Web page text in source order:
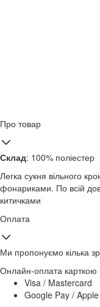
Про товар
Склад: 100% поліестер
Легка сукня вільного
фонариками. По всій
китичками
Оплата
Ми пропонуємо кілька
Онлайн-оплата карткою
Visa / Mastercard
Google Pay /